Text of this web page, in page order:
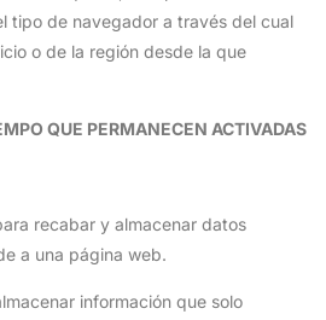
tipo de navegador a través del cual
o de la región desde la que
QUE PERMANECEN ACTIVADAS
recabar y almacenar datos
a una página web.
información que solo